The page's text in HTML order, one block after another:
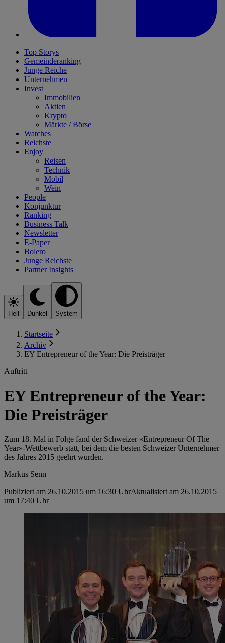
Top Storys
Gemeinderanking
Junge Reiche
Unternehmen
Invest
Immobilien
Aktien
Krypto
Märkte / Börse
Watches
Reichste
Enjoy
Reisen
Technik
Mobil
Wein
People
Konjunktur
Ranking
Business Talk
Newsletter
E-Paper
Bolero
Junge Reichste
Partner Insights
Hell Dunkel System
Startseite
Archiv
EY Entrepreneur of the Year: Die Preisträger
Auftritt
EY Entrepreneur of the Year:
Die Preisträger
Zum 18. Mal in Folge fand der Schweizer «Entrepreneur Of The
Year»-Wettbewerb statt, bei dem die besten Schweizer Unternehmer
des Jahres 2015 geehrt wurden.
Markus Senn
Publiziert am 26.10.2015 um 16:30 UhrAktualisiert am 26.10.2015
um 17:40 Uhr